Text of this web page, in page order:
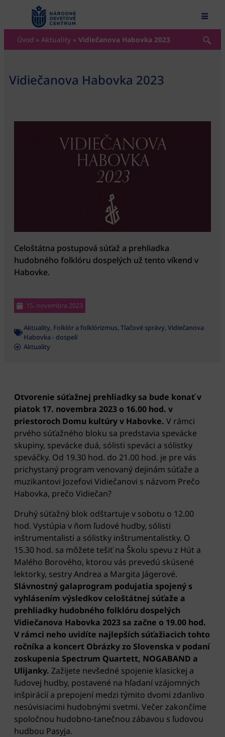
content
Úvod » Aktuality » Vidiečanova Habovka 2023
Vidiečanova Habovka 2023
Celoštátna postupová súťaž a prehliadka
hudobného folklóru dospelých už tento víkend v
Habovke.
15. novembra 2023
Aktuality, Folklór a folklórizmus, Tlačové správy, Vidiečanova
Habovka - dospelí
Aktuality
Otvorenie súťažnej prehliadky sa bude konať v
piatok 17. novembra 2023 o 16.00 hod. v
priestoroch Domu kultúry v Habovke. V rámci
prvého súťažného bloku sa predstavia spevácke
skupiny, spevácke duá, sólisti speváci a sólistky
speváčky. Od 19.30 hod. do 21.00 hod. je pre vás
prichystaný program venovaný dejinám súťaže a
muzikantovi Jozefovi Vidiečanovi s názvom Prečo
Habovka, prečo Vidiečan?
Druhý súťažný blok odštartuje v sobotu o 12.00
hod. Vystúpia v ňom ľudové hudby, sólisti
inštrumentalisti a sólistky inštrumentalistky. O
15.30 hod. sa môžete tešiť na Školu spevu z Hút a
Malého Borového, ktorou vás prevedú skúsené
lektorky, sestry Andrea a Margita Jágerové.
Slávnostný galaprogram podujatia spojený s
vyhlásením výsledkov celoštátnej súťaže a
prehliadky hudobného folklóru dospelých
Vidiečanova Habovka 2023 sa začne o 19.00 hod.
V rámci neho uvidíte najlepších súťažiacich tohto
ročníka a koncert Obrázky zo Slovenska v podaní
zoskupenia Spectrum Quartett, NOGABAND a
Ulijanky. Zažijete nevšedné spojenie klasickej a
ľudovej hudby, postavené na hľadaní vzájomných
inšpirácií a prepojení medzi týmito dvomi zdanlivo
nesúvisiacimi hudobnými svetmi. Večer zakončíme
spoločnou hudobno-tanečnou zábavou s ľudovou
hudbou Pasyja.